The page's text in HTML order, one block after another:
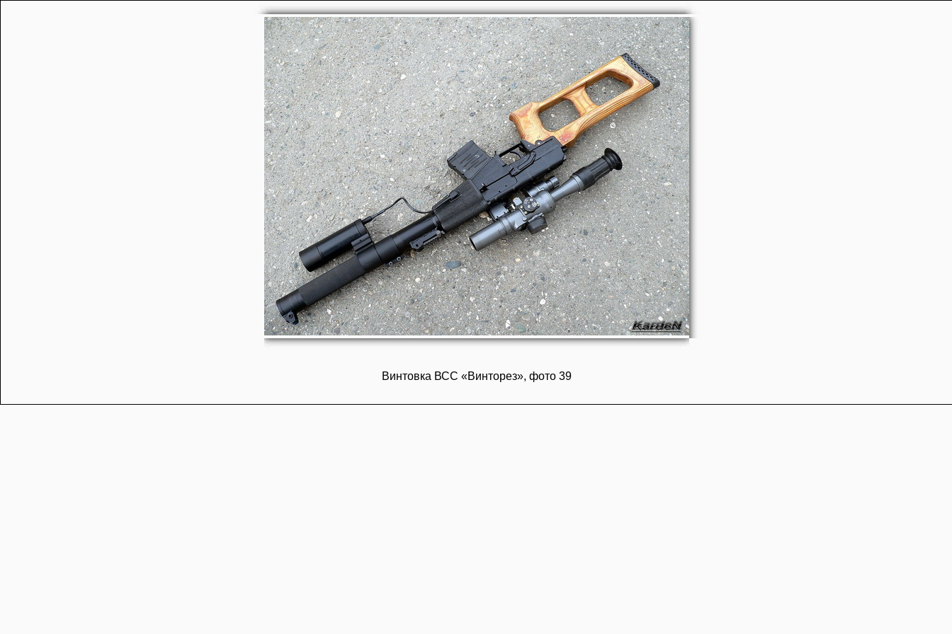
Винтовка ВСС «Винторез», фото 39